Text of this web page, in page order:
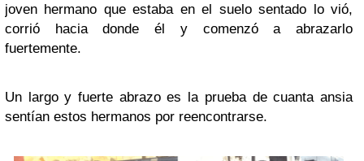
joven hermano que estaba en el suelo sentado lo vió,
corrió hacia donde él y comenzó a abrazarlo
fuertemente.
Un largo y fuerte abrazo es la prueba de cuanta ansia
sentían estos hermanos por reencontrarse.